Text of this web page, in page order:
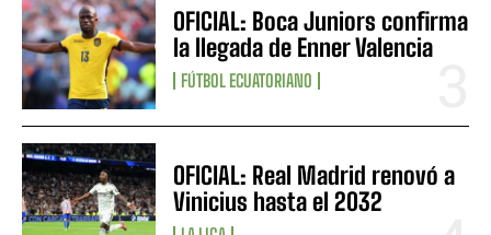
OFICIAL: Boca Juniors confirma
la llegada de Enner Valencia
FÚTBOL ECUATORIANO
OFICIAL: Real Madrid renovó a
Vinicius hasta el 2032